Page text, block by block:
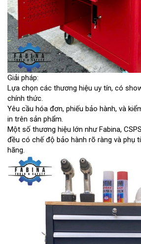
Giải pháp:
Lựa chọn các thương hiệu uy tín, có
chính thức.
Yêu cầu hóa đơn, phiếu bảo hành, và
in trên sản phẩm.
Một số thương hiệu lớn như Fabina,
đều có chế độ bảo hành rõ ràng và phụ
hãng.